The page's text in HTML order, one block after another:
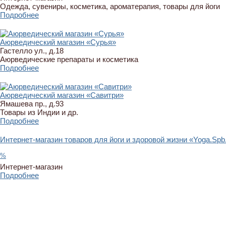
Одежда, сувениры, косметика, ароматерапия, товары для йоги
Подробнее
Аюрведический магазин «Сурья»
Гастелло ул., д.18
Аюрведические препараты и косметика
Подробнее
Аюрведический магазин «Савитри»
Ямашева пр., д.93
Товары из Индии и др.
Подробнее
Интернет-магазин товаров для йоги и здоровой жизни
%
Интернет-магазин
Подробнее